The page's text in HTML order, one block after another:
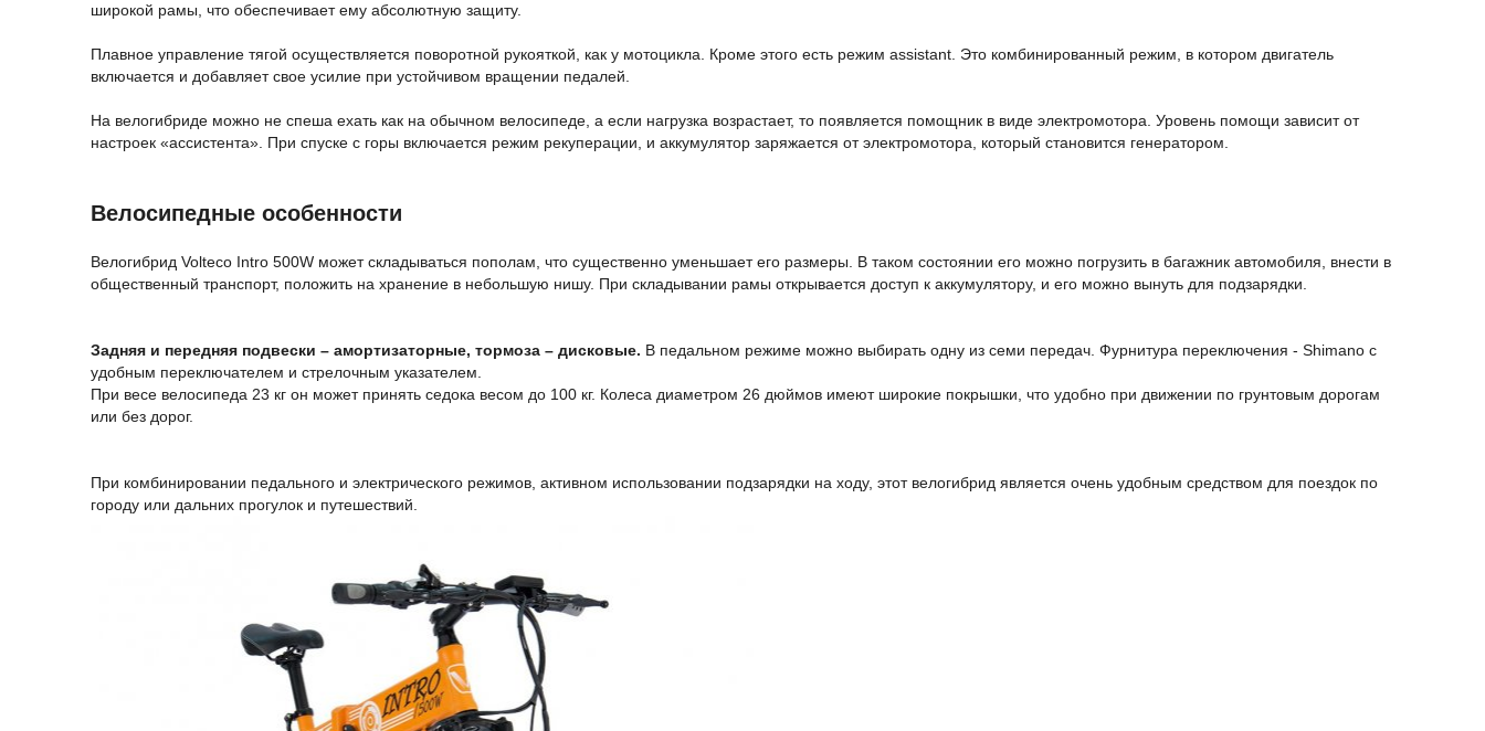
широкой рамы, что обеспечивает ему абсолютную защиту.
Плавное управление тягой осуществляется поворотной рукояткой, как у мотоцикла. Кроме этого есть режим assistant. Это комбинированный режим, в котором двигатель
включается и добавляет свое усилие при устойчивом вращении педалей.
На велогибриде можно не спеша ехать как на обычном велосипеде, а если нагрузка возрастает, то появляется помощник в виде электромотора. Уровень помощи зависит от
настроек «ассистента». При спуске с горы включается режим рекуперации, и аккумулятор заряжается от электромотора, который становится генератором.
Велосипедные особенности
Велогибрид Volteco Intro 500W может складываться пополам, что существенно уменьшает его размеры. В таком состоянии его можно погрузить в багажник автомобиля, внести в
общественный транспорт, положить на хранение в небольшую нишу. При складывании рамы открывается доступ к аккумулятору, и его можно вынуть для подзарядки.
Задняя и передняя подвески – амортизаторные, тормоза – дисковые. В педальном режиме можно выбирать одну из семи передач. Фурнитура переключения - Shimano с
удобным переключателем и стрелочным указателем.
При весе велосипеда 23 кг он может принять седока весом до 100 кг. Колеса диаметром 26 дюймов имеют широкие покрышки, что удобно при движении по грунтовым дорогам
или без дорог.
При комбинировании педального и электрического режимов, активном использовании подзарядки на ходу, этот велогибрид является очень удобным средством для поездок по
городу или дальних прогулок и путешествий.